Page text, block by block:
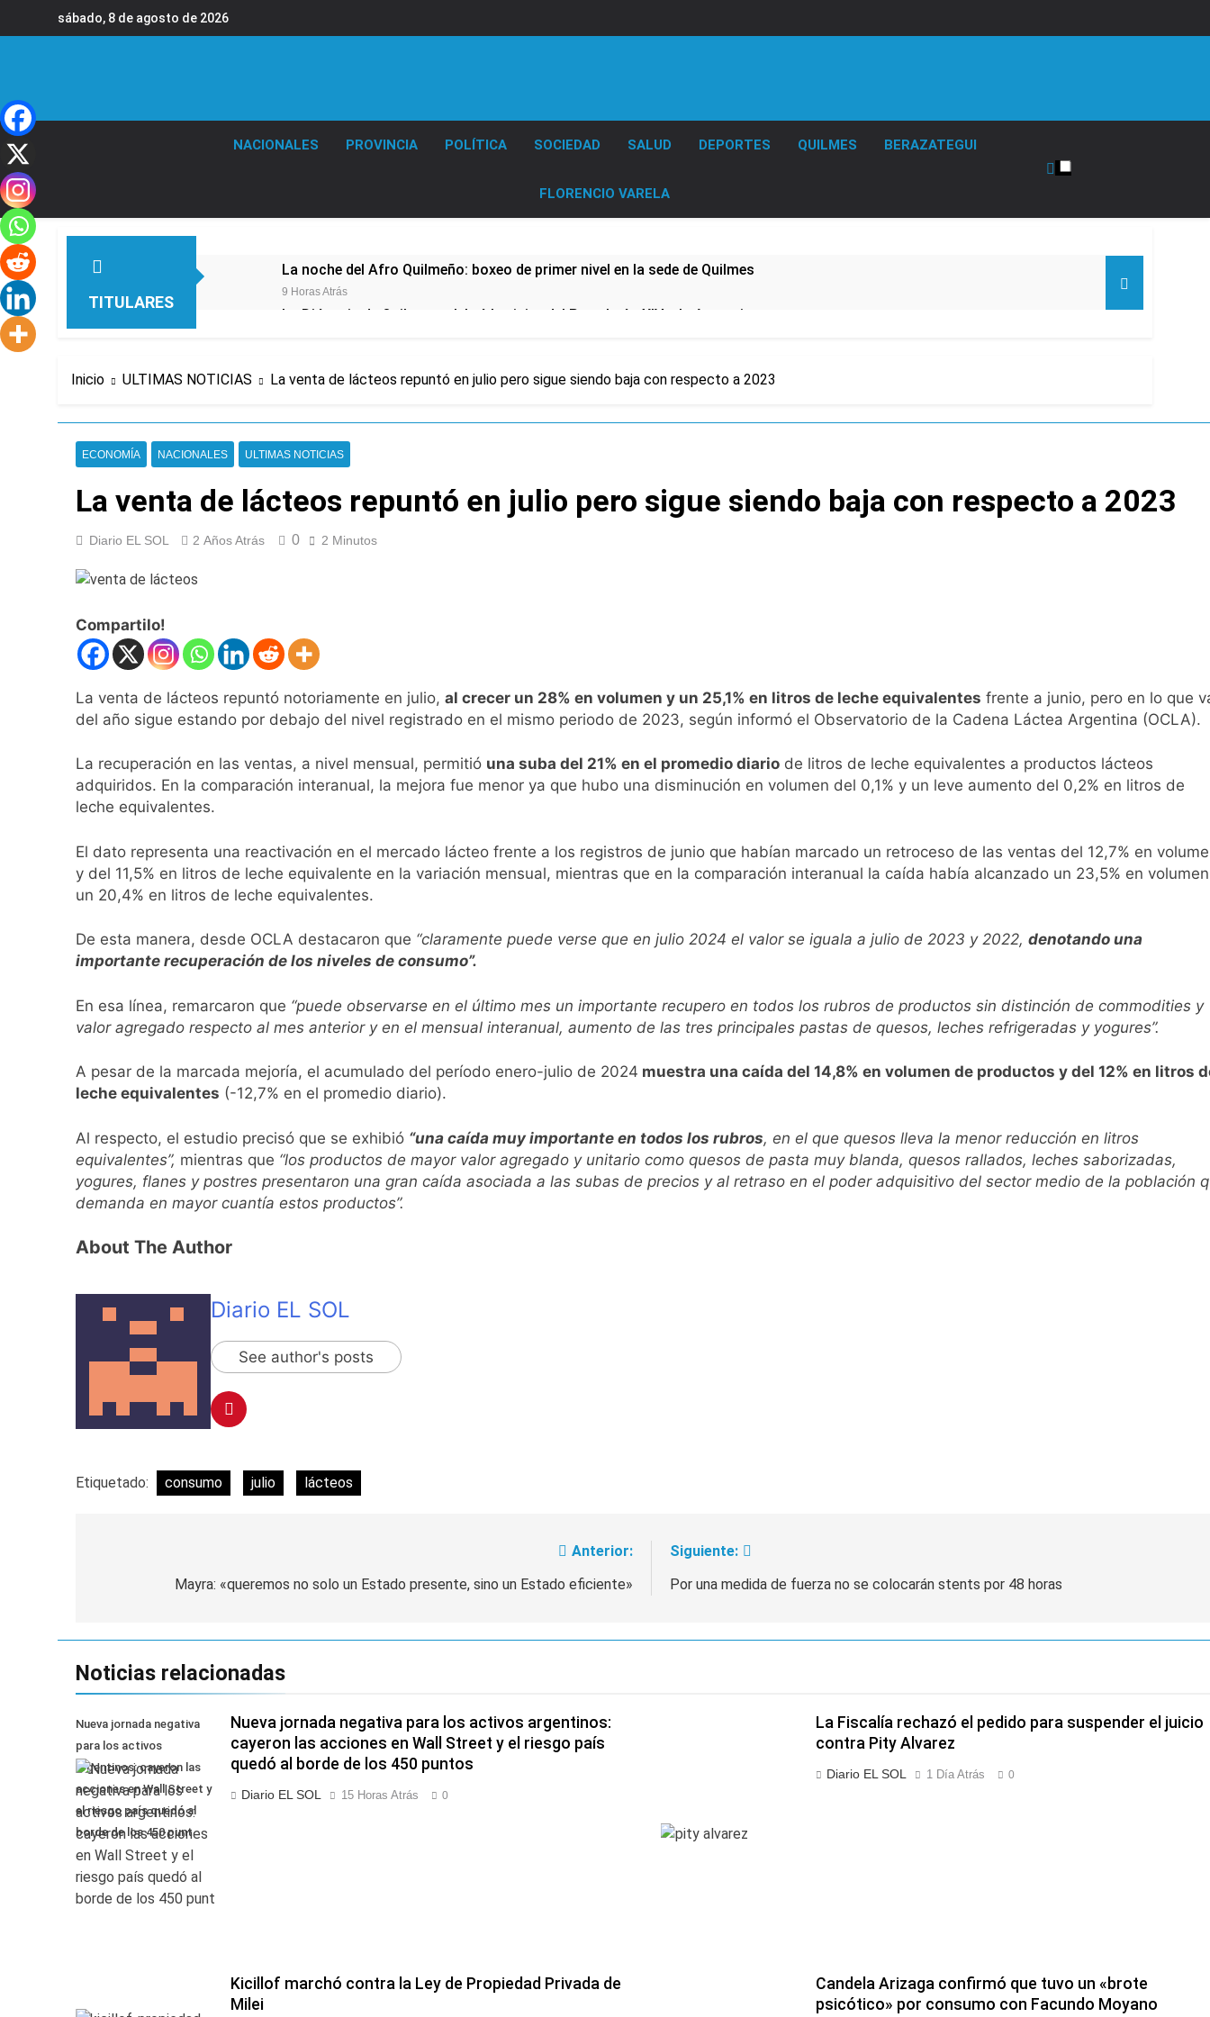
sábado, 8 de agosto de 2026
NACIONALES PROVINCIA POLÍTICA SOCIEDAD SALUD DEPORTES QUILMES BERAZATEGUI
FLORENCIO VARELA
TITULARES
La noche del Afro Quilmeño: boxeo de primer nivel en la sede de Quilmes
9 Horas Atrás
La Diócesis de Quilmes celebró la visita del Papa León XIV a la Argentina
14 Horas Atrás
de los 450 puntos
15 Horas Atrás
Jorge Macri condenó los disturbios frente al Congreso y calificó a los responsables como «delincuentes anarquistas»
Día Internacional de la Cerveza: los tres secretos para servirla correctamente
17 Horas Atrás
El Senado aprobó la ley de propiedad privada, pero el Gobierno debió eliminar otro capítulo
17 Horas Atrás
Incidentes frente al Congreso durante la protesta contra la Ley de Propiedad Privada: hubo detenidos y
enfrentamientos
1 Día Atrás
1 Día Atrás
67 barrios full LED en Florencio Varela
1 Día Atrás
Kicillof marchó contra la Ley de Propiedad Privada de Milei
1 Día Atrás
Renunció el subsecretario de Seguridad de Quilmes, Hernán Ocampo, tras la difusión de chats privados
La Libertad Avanza consiguió la mayoría y rechazó el pedido del peronismo de girar el proyecto a comisión
Masiva movilización al Congreso contra el proyecto oficial de Ley de Propiedad Privada
1 Día Atrás
1 Día Atrás
La Línea 148 pasó a ser operada por La Central de Vicente López
1 Día Atrás
Inicio ULTIMAS NOTICIAS La venta de lácteos repuntó en julio pero sigue siendo baja con respecto a 2023
ECONOMÍA NACIONALES ULTIMAS NOTICIAS
La venta de lácteos repuntó en julio pero sigue siendo baja con respecto a 2023
Diario EL SOL 2 Años Atrás 0 2 Minutos
Compartilo!
La venta de lácteos repuntó notoriamente en julio, al crecer un 28% en volumen y un 25,1% en litros de leche equivalentes frente a junio, pero en lo que
del año sigue estando por debajo del nivel registrado en el mismo periodo de 2023, según informó el Observatorio de la Cadena Láctea Argentina (OCLA).
La recuperación en las ventas, a nivel mensual, permitió una suba del 21% en el promedio diario de litros de leche equivalentes a productos lácteos
adquiridos. En la comparación interanual, la mejora fue menor ya que hubo una disminución en volumen del 0,1% y un leve aumento del 0,2% en litros de
leche equivalentes.
El dato representa una reactivación en el mercado lácteo frente a los registros de junio que habían marcado un retroceso de las ventas del 12,7% en
y del 11,5% en litros de leche equivalente en la variación mensual, mientras que en la comparación interanual la caída había alcanzado un 23,5% en
un 20,4% en litros de leche equivalentes.
De esta manera, desde OCLA destacaron que “claramente puede verse que en julio 2024 el valor se iguala a julio de 2023 y 2022, denotando una
importante recuperación de los niveles de consumo”.
En esa línea, remarcaron que “puede observarse en el último mes un importante recupero en todos los rubros de productos sin distinción de commodities y
valor agregado respecto al mes anterior y en el mensual interanual, aumento de las tres principales pastas de quesos, leches refrigeradas y yogures”.
A pesar de la marcada mejoría, el acumulado del período enero-julio de 2024 muestra una caída del 14,8% en volumen de productos y del 12% en litros
leche equivalentes (-12,7% en el promedio diario).
Al respecto, el estudio precisó que se exhibió “una caída muy importante en todos los rubros, en el que quesos lleva la menor reducción en litros
equivalentes”, mientras que “los productos de mayor valor agregado y unitario como quesos de pasta muy blanda, quesos rallados, leches saborizadas,
yogures, flanes y postres presentaron una gran caída asociada a las subas de precios y al retraso en el poder adquisitivo del sector medio de la población
demanda en mayor cuantía estos productos”.
About The Author
Diario EL SOL
See author's posts
Etiquetado: consumo julio lácteos
Anterior:
Mayra: «queremos no solo un Estado presente, sino un Estado eficiente»
Siguiente:
Por una medida de fuerza no se colocarán stents por 48 horas
Noticias relacionadas
Nueva jornada negativa
para los activos
argentinos: cayeron las
acciones en Wall Street y
el riesgo país quedó al
borde de los 450 punt
Nueva jornada negativa para los activos argentinos:
cayeron las acciones en Wall Street y el riesgo país
quedó al borde de los 450 puntos
Diario EL SOL 15 Horas Atrás 0
La Fiscalía rechazó el pedido para suspender el juicio
contra Pity Alvarez
Diario EL SOL 1 Día Atrás 0
Kicillof marchó contra la Ley de Propiedad Privada de
Milei
Candela Arizaga confirmó que tuvo un «brote
psicótico» por consumo con Facundo Moyano